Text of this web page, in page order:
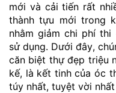
mới và cải tiến rất
thành tựu mới trong
nhằm giảm chi phí thi
sử dụng. Dưới đây,
căn biệt thự đẹp triệu
kế, là kết tinh của óc
túy nhất, tuyệt vời